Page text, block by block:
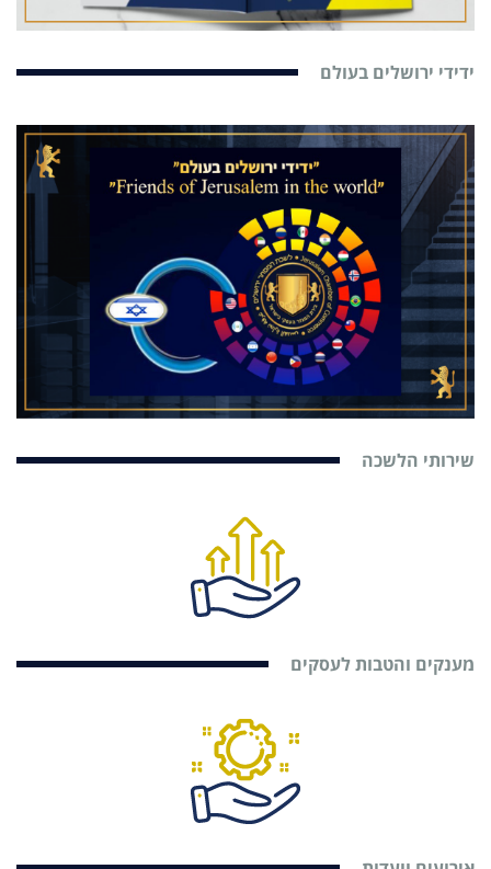
ידידי ירושלים בעולם
שירותי הלשכה
מענקים והטבות לעסקים